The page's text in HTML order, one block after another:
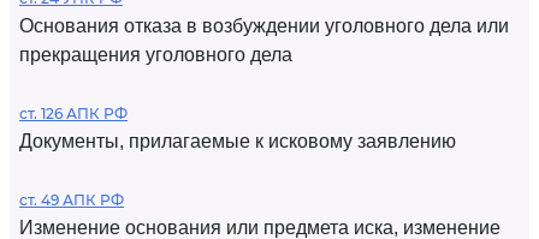
Основания отказа в возбуждении уголовного дела или
прекращения уголовного дела
ст. 126 АПК РФ
Документы, прилагаемые к исковому заявлению
ст. 49 АПК РФ
Изменение основания или предмета иска, изменение